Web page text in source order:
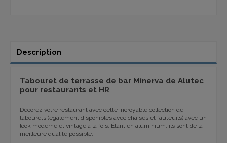
Description
Tabouret de terrasse de bar Minerva de Alutec
pour restaurants et HR
Décorez votre restaurant avec cette incroyable collection de
tabourets (également disponibles avec chaises et fauteuils) avec un
look moderne et vintage à la fois. Étant en aluminium, ils sont de la
meilleure qualité possible.